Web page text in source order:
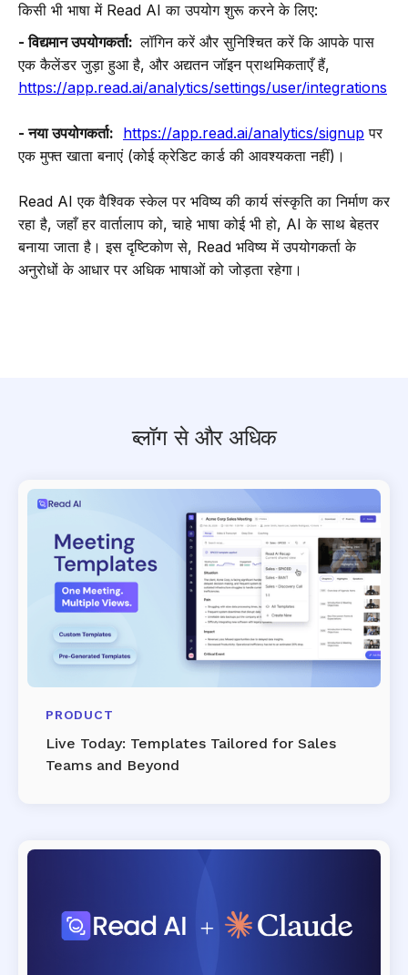
किसी भी भाषा में Read AI का उपयोग शुरू करने के लिए:
- विद्यमान उपयोगकर्ता:लॉगिन करें और सुनिश्चित करें कि आपके पास
एक कैलेंडर जुड़ा हुआ है, और अद्यतन जॉइन प्राथमिकताएँ हैं,
https://app.read.ai/analytics/settings/user/integrations
- नया उपयोगकर्ता: https://app.read.ai/analytics/signup पर
एक मुफ्त खाता बनाएं (कोई क्रेडिट कार्ड की आवश्यकता नहीं)।
Read AI एक वैश्विक स्केल पर भविष्य की कार्य संस्कृति का निर्माण कर
रहा है, जहाँ हर वार्तालाप को, चाहे भाषा कोई भी हो, AI के साथ बेहतर
बनाया जाता है। इस दृष्टिकोण से, Read भविष्य में उपयोगकर्ता के
अनुरोधों के आधार पर अधिक भाषाओं को जोड़ता रहेगा।
ब्लॉग से और अधिक
PRODUCT
Live Today: Templates Tailored for Sales
Teams and Beyond